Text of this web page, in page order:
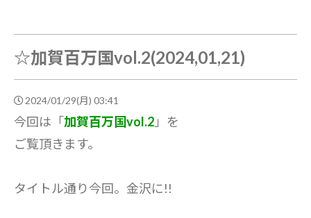
☆加賀百万国vol.2(2024,01,21)
2024/01/29(月) 03:41
今回は「加賀百万国vol.2 」を
ご覧頂きます。
タイトル通り今回。金沢に!!